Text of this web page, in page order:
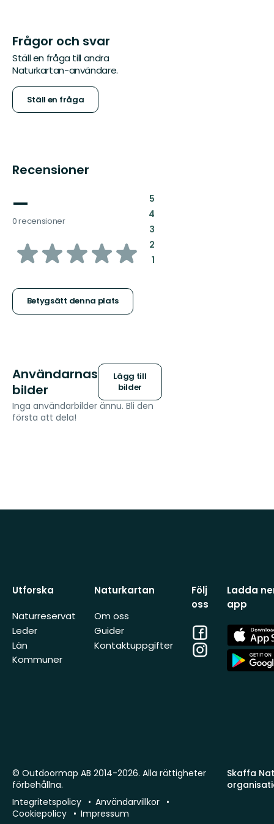
Frågor och svar
Ställ en fråga till andra
Naturkartan-användare.
Ställ en fråga
Recensioner
—
0 recensioner
av
stjärnor
Betygsätt denna plats
5:
4:
3:
2:
1:
Användarnas
bilder
Lägg till
bilder
Inga användarbilder ännu. Bli den
första att dela!
Utforska
Naturreservat
Leder
Län
Kommuner
Naturkartan
Om oss
Guider
Kontaktuppgifter
Följ
oss
Facebook
Instagram
Ladda
app
App
Store
App
Store
Skaffa
© Outdoormap AB 2014-2026. Alla rättigheter
förbehållna.
Integritetspolicy
Användarvillkor
Cookiepolicy
Impressum